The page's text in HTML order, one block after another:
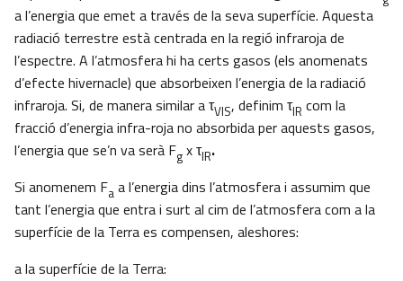
a l’energia que emet a través de la seva superfície. Aquesta
radiació terrestre està centrada en la regió infraroja de
l’espectre. A l’atmosfera hi ha certs gasos (els anomenats
d’efecte hivernacle) que absorbeixen l’energia de la radiació
infraroja. Si, de manera similar a τVIS, definim τIR com la
fracció d’energia infra-roja no absorbida per aquests gasos,
l’energia que se’n va serà Fg x τIR.
Si anomenem Fa a l’energia dins l’atmosfera i assumim que
tant l’energia que entra i surt al cim de l’atmosfera com a la
superfície de la Terra es compensen, aleshores:
a la superfície de la Terra: